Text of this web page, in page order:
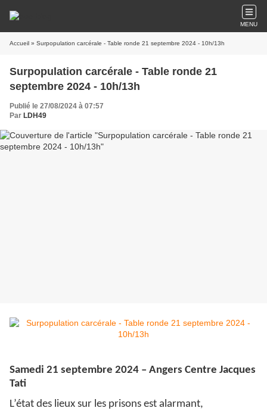
MENU
Accueil » Surpopulation carcérale - Table ronde 21 septembre 2024 - 10h/13h
Surpopulation carcérale - Table ronde 21
septembre 2024 - 10h/13h
Publié le 27/08/2024 à 07:57
Par LDH49
Samedi 21 septembre 2024 – Angers Centre Jacques
Tati
L’état des lieux sur les prisons est alarmant,